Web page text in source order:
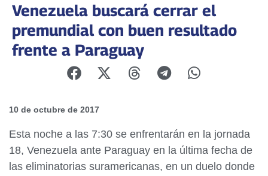
Venezuela buscará cerrar el
premundial con buen resultado
frente a Paraguay
10 de octubre de 2017
Esta noche a las 7:30 se enfrentarán en la jornada
18, Venezuela ante Paraguay en la última fecha de
las eliminatorias suramericanas, en un duelo donde